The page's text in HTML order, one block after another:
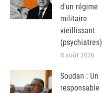
d’un régime
militaire
vieillissant
(psychiatres)
8 août 2026
Soudan : Un
responsable